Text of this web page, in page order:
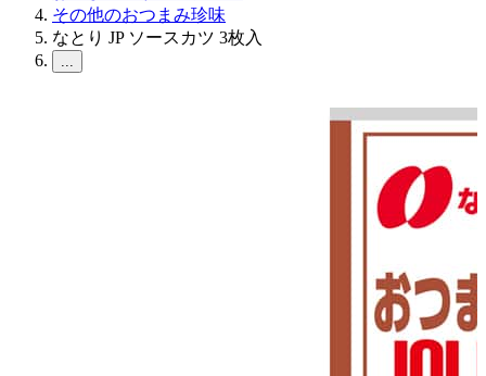
その他のおつまみ珍味
なとり JP ソースカツ 3枚入
...